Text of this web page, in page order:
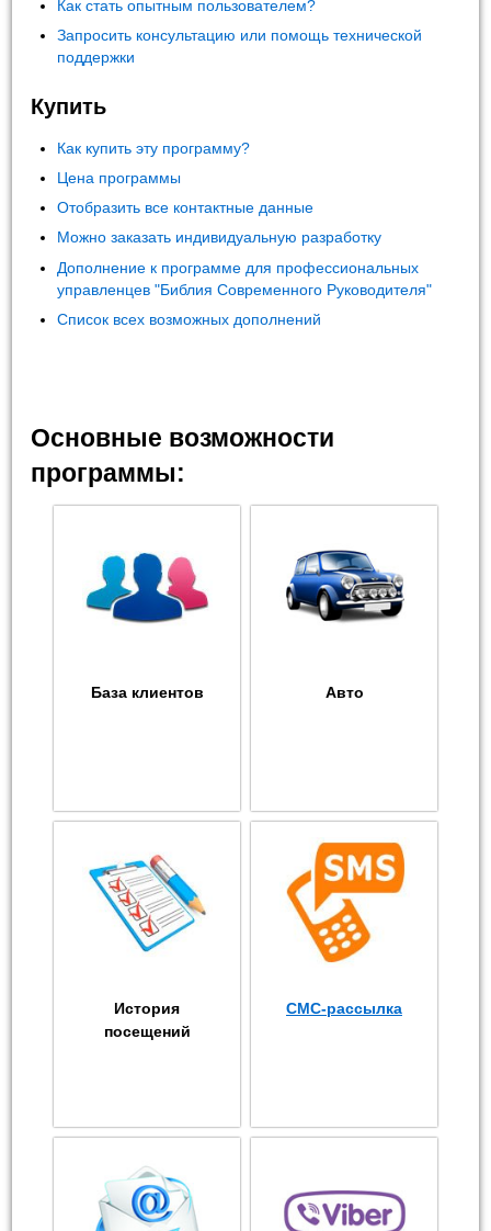
Как стать опытным пользователем?
Запросить консультацию или помощь технической
поддержки
Купить
Как купить эту программу?
Цена программы
Отобразить все контактные данные
Можно заказать индивидуальную разработку
Дополнение к программе для профессиональных
управленцев "Библия Современного Руководителя"
Список всех возможных дополнений
Основные возможности
программы:
База клиентов Авто
История
посещений
СМС-рассылка